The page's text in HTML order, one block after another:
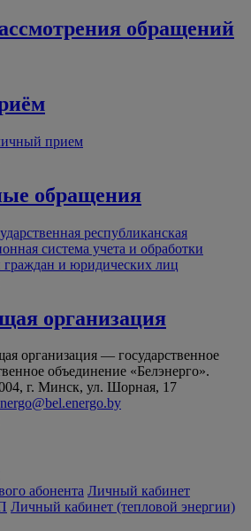
обращений
прием
обращения
республиканская
система учета и обработки
и юридических лиц
организация
организация — государственное
объединение «Белэнерго».
г. Минск, ул. Шорная, 17
абонента Личный кабинет
Личный кабинет (тепловой энергии)